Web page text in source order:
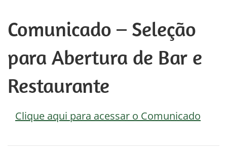
Comunicado – Seleção
para Abertura de Bar e
Restaurante
Clique aqui para acessar o Comunicado